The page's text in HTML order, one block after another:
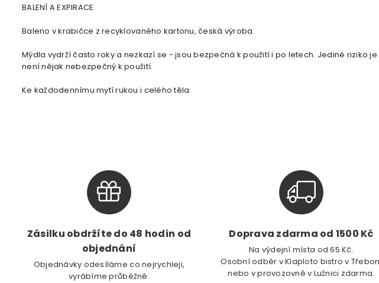
BALENÍ A EXPIRACE
Baleno v krabičce z recyklovaného kartonu, česká výroba.
Mýdla vydrží často roky a nezkazí se - jsou bezpečná k použití i po letech. Jediné riziko
není nějak nebezpečný k použití.
Ke každodennímu mytí rukou i celého těla.
Zásilku obdržíte do 48 hodin od
objednání
Objednávky odesíláme co nejrychleji,
vyrábíme průběžně.
Doprava zdarma od 1500 Kč
Na výdejní místa od 65 Kč.
Osobní odběr v Klaploto bistro v
nebo v provozovně v Lužnici zdarma.